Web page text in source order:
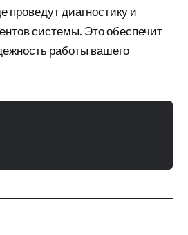
проведут диагностику и
системы. Это обеспечит
работы вашего